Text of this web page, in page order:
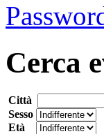
Cerca
Città
Sesso
Età